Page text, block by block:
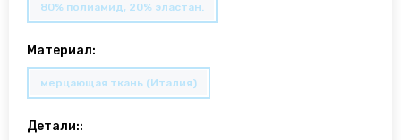
80% полиамид, 20% эластан.
Материал:
мерцающая ткань (Италия)
Детали::